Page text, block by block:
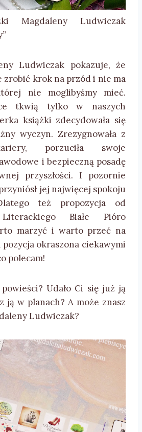
Magdaleny Ludwiczak
Ludwiczak pokazuje, że
zrobić krok na przód i nie ma
nie moglibyśmy mieć.
tkwią tylko w naszych
książki zdecydowała się
wyczyn. Zrezygnowała z
porzuciła swoje
i bezpieczną posadę
przyszłości. I pozornie
jej najwięcej spokoju
też propozycja od
Białe Pióro
marzyć i warto przeć na
pozycja okraszona ciekawymi
polecam!
Udało Ci się już ją
ją w planach? A może znasz
Ludwiczak?